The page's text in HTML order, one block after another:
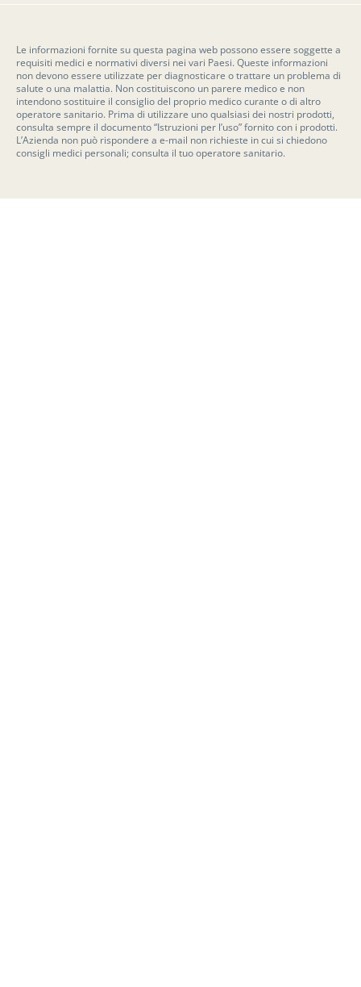
Le informazioni fornite su questa pagina web possono essere soggette a
requisiti medici e normativi diversi nei vari Paesi. Queste informazioni
non devono essere utilizzate per diagnosticare o trattare un problema di
salute o una malattia. Non costituiscono un parere medico e non
intendono sostituire il consiglio del proprio medico curante o di altro
operatore sanitario. Prima di utilizzare uno qualsiasi dei nostri prodotti,
consulta sempre il documento “Istruzioni per l’uso” fornito con i prodotti.
L’Azienda non può rispondere a e-mail non richieste in cui si chiedono
consigli medici personali; consulta il tuo operatore sanitario.